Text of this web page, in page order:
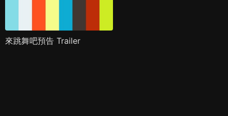
來跳舞吧預告 Trailer